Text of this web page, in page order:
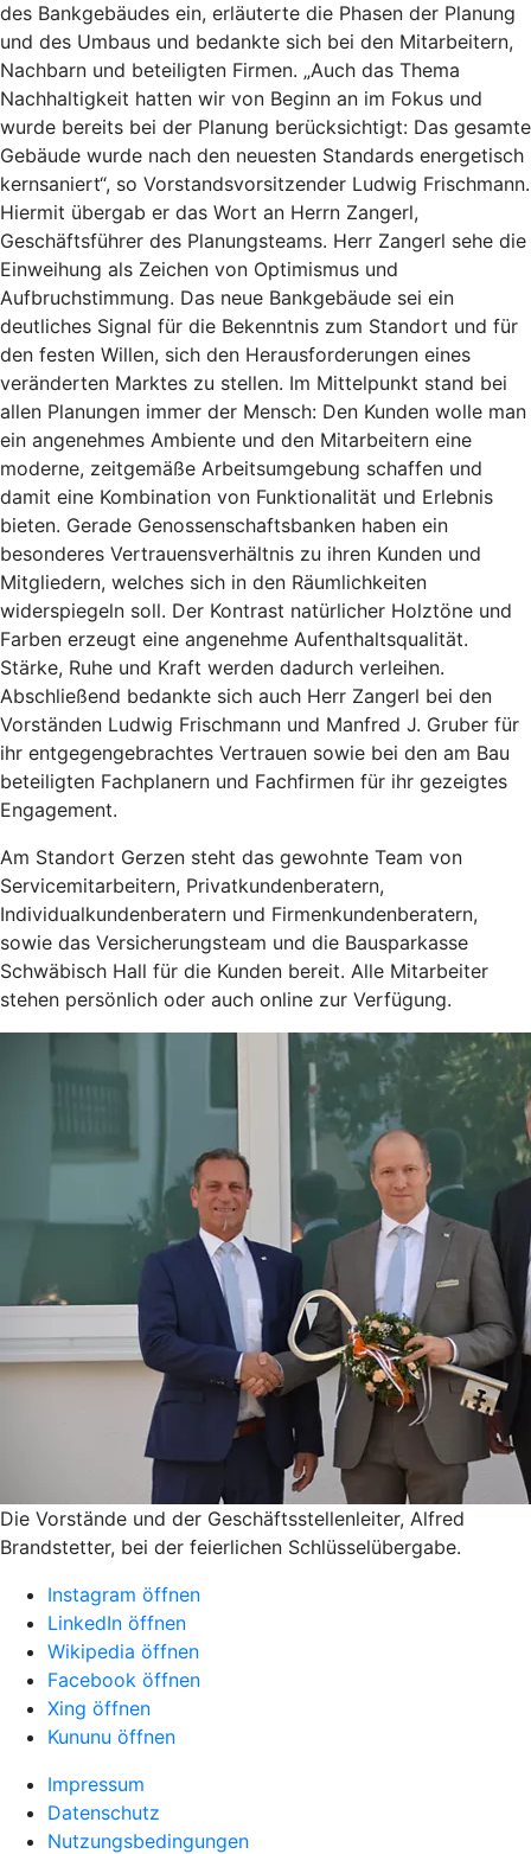
des Bankgebäudes ein, erläuterte die Phasen der Planung
und des Umbaus und bedankte sich bei den Mitarbeitern,
Nachbarn und beteiligten Firmen. „Auch das Thema
Nachhaltigkeit hatten wir von Beginn an im Fokus und
wurde bereits bei der Planung berücksichtigt: Das gesamte
Gebäude wurde nach den neuesten Standards energetisch
kernsaniert“, so Vorstandsvorsitzender Ludwig Frischmann.
Hiermit übergab er das Wort an Herrn Zangerl,
Geschäftsführer des Planungsteams. Herr Zangerl sehe die
Einweihung als Zeichen von Optimismus und
Aufbruchstimmung. Das neue Bankgebäude sei ein
deutliches Signal für die Bekenntnis zum Standort und für
den festen Willen, sich den Herausforderungen eines
veränderten Marktes zu stellen. Im Mittelpunkt stand bei
allen Planungen immer der Mensch: Den Kunden wolle man
ein angenehmes Ambiente und den Mitarbeitern eine
moderne, zeitgemäße Arbeitsumgebung schaffen und
damit eine Kombination von Funktionalität und Erlebnis
bieten. Gerade Genossenschaftsbanken haben ein
besonderes Vertrauensverhältnis zu ihren Kunden und
Mitgliedern, welches sich in den Räumlichkeiten
widerspiegeln soll. Der Kontrast natürlicher Holztöne und
Farben erzeugt eine angenehme Aufenthaltsqualität.
Stärke, Ruhe und Kraft werden dadurch verleihen.
Abschließend bedankte sich auch Herr Zangerl bei den
Vorständen Ludwig Frischmann und Manfred J. Gruber für
ihr entgegengebrachtes Vertrauen sowie bei den am Bau
beteiligten Fachplanern und Fachfirmen für ihr gezeigtes
Engagement.
Am Standort Gerzen steht das gewohnte Team von
Servicemitarbeitern, Privatkundenberatern,
Individualkundenberatern und Firmenkundenberatern,
sowie das Versicherungsteam und die Bausparkasse
Schwäbisch Hall für die Kunden bereit. Alle Mitarbeiter
stehen persönlich oder auch online zur Verfügung.
Die Vorstände und der Geschäftsstellenleiter, Alfred
Brandstetter, bei der feierlichen Schlüsselübergabe.
Instagram öffnen
LinkedIn öffnen
Wikipedia öffnen
Facebook öffnen
Xing öffnen
Kununu öffnen
Impressum
Datenschutz
Nutzungsbedingungen